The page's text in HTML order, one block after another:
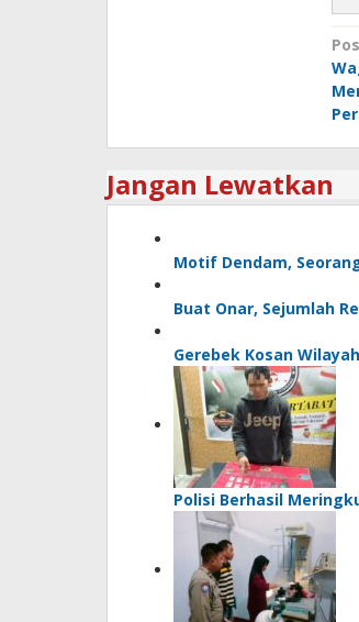
Jangan Lewatkan
Motif Dendam,
Buat Onar, Sejumlah
Gerebek Kosan
Polisi Berhasil